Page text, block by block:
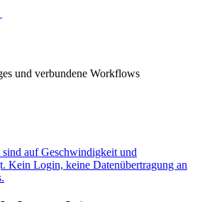
und verbundene Workflows
auf Geschwindigkeit und
Kein Login, keine Datenübertragung an